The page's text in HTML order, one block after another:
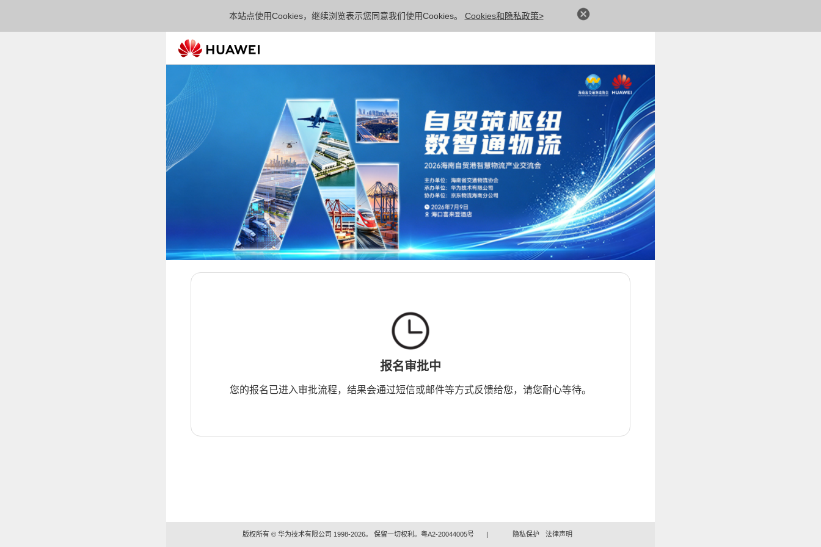
本站点使用Cookies，继续浏览表示您同意我们使用Cookies。 Cookies和隐私政策>
报名审批中
您的报名已进入审批流程，结果会通过短信或邮件等方式反馈给您，请您耐心等待。
版权所有 © 华为技术有限公司 1998-2026。 保留一切权利。粤A2-20044005号 | 隐私保护 法律声明